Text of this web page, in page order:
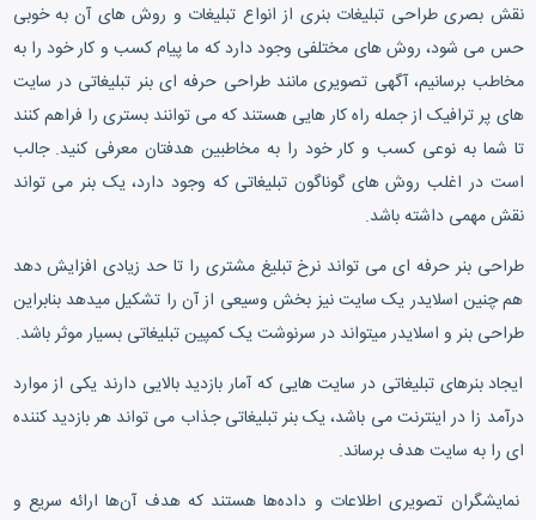
نقش بصری طراحی تبلیغات بنری از انواع تبلیغات و روش های آن به خوبی
حس می شود، روش های مختلفی وجود دارد که ما پیام کسب و کار خود را به
مخاطب برسانیم، آگهی تصویری مانند طراحی حرفه ای بنر تبلیغاتیدر سایت
های پر ترافیک از جمله راه کار هایی هستند که می توانند بستری را فراهم کنند
تا شما به نوعی کسب و کار خود را به مخاطبین هدفتان معرفی کنید. جالب
است در اغلب روش های گوناگون تبلیغاتی که وجود دارد، یک بنر می تواند
نقش مهمی داشته باشد.
طراحی بنر حرفه ای می تواند نرخ تبلیغ مشتری را تا حد زیادی افزایش دهد
هم چنین اسلایدر یک سایت نیز بخش وسیعی از آن را تشکیل میدهد بنابراین
طراحی بنر و اسلایدر میتواند در سرنوشت یک کمپین تبلیغاتی بسیار موثر باشد.
ایجاد بنرهای تبلیغاتی در سایت هایی که آمار بازدید بالایی دارند یکی از موارد
درآمد زا در اینترنت می باشد، یک بنر تبلیغاتی جذاب می تواند هر بازدید کننده
ای را به سایت هدف برساند.
نمایشگران تصویری اطلاعات و داده‌ها هستند که هدف آن‌ها ارائه سریع و